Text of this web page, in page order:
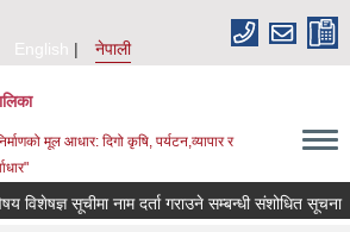
English
नेपाली
मूल आधार: दिगो कृषि, पर्यटन,व्यापार र
विशेषज्ञ सूचीमा नाम दर्ता गराउने सम्बन्धी संशोधित सूचना ।